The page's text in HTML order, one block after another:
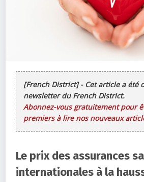
[French District] - Cet article a été
newsletter du French District.
Abonnez-vous gratuitement pour
premiers à lire nos nouveaux
Le prix des assurances
internationales à la